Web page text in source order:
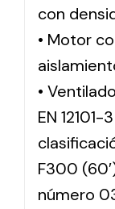
con
• Motor
•
EN
F300
número